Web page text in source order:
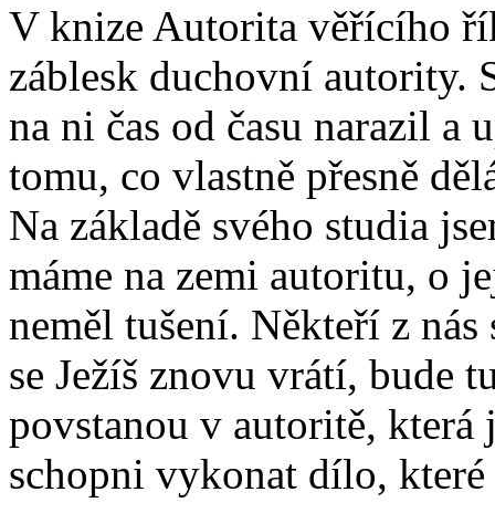
V knize Autorita věřícího
záblesk duchovní autority.
na ni čas od času narazil
tomu, co vlastně přesně
Na základě svého studia
máme na zemi autoritu, o
neměl tušení. Někteří z
se Ježíš znovu vrátí, bude
povstanou v autoritě,
schopni vykonat dílo,